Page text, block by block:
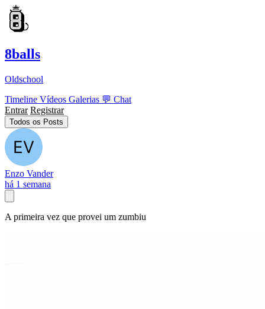
8balls
Oldschool
Timeline Vídeos Galerias 💬 Chat
Entrar Registrar
Todos os Posts
Enzo Vander
há 1 semana
A primeira vez que provei um zumbiu